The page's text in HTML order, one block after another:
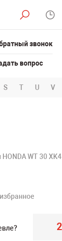
звонок
вопрос
S T U V
WT 30 XK4